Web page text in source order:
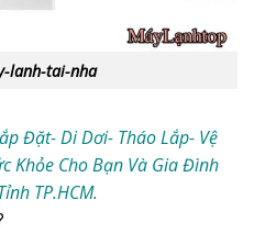
lanh-tai-nha
Đặt- Di Dơi- Tháo Lắp- Vệ
Khỏe Cho Bạn Và Gia Đình
TP.HCM.